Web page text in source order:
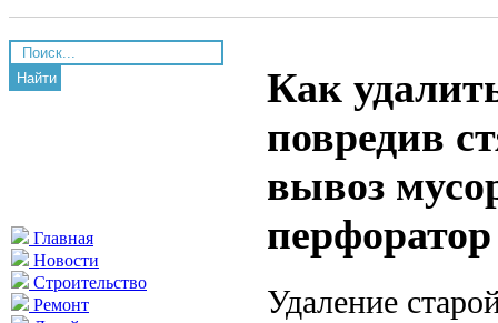
Найти
Главная
Новости
Строительство
Ремонт
Как
повредив
вывоз
Удаление